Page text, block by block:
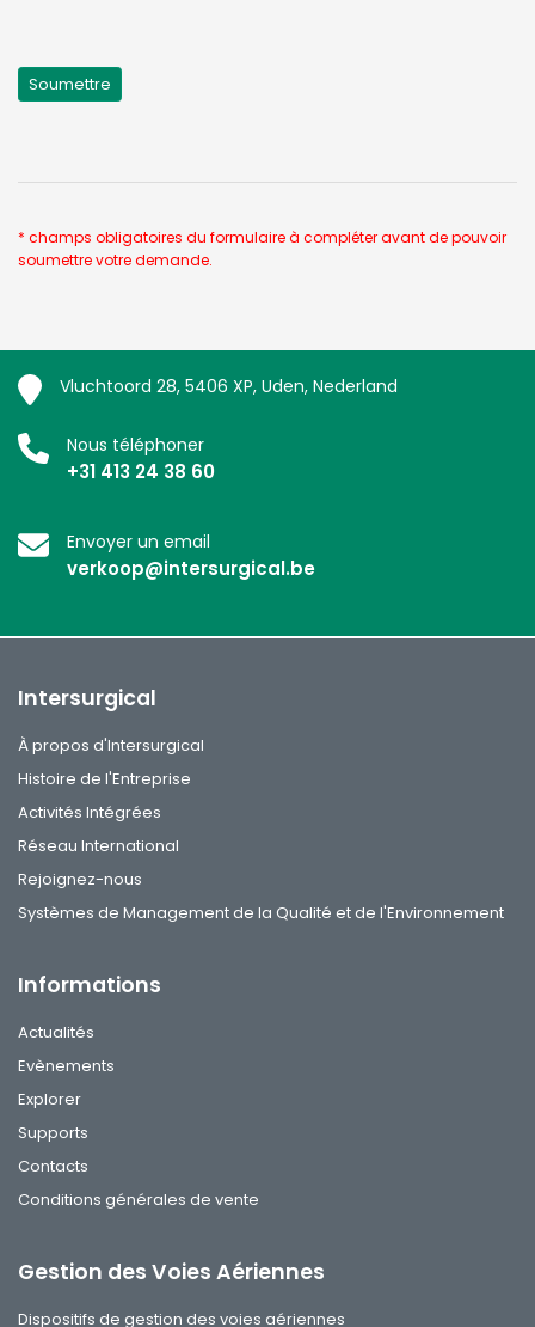
* champs obligatoires du formulaire à compléter avant de pouvoir
soumettre votre demande.
Vluchtoord 28, 5406 XP, Uden, Nederland
Nous téléphoner
+31 413 24 38 60
Envoyer un email
verkoop@intersurgical.be
Intersurgical
À propos d'Intersurgical
Histoire de l'Entreprise
Activités Intégrées
Réseau International
Rejoignez-nous
Systèmes de Management de la Qualité et de l'Environnement
Informations
Actualités
Evènements
Explorer
Supports
Contacts
Conditions générales de vente
Gestion des Voies Aériennes
Dispositifs de gestion des voies aériennes